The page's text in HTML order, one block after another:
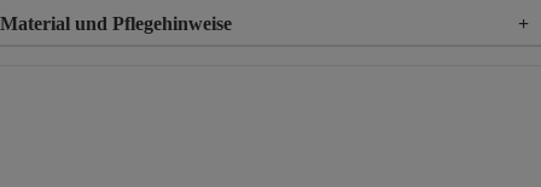
Material und Pflegehinweise +